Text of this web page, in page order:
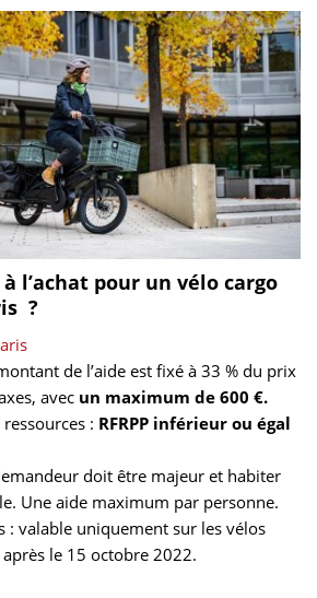
l’achat pour un vélo cargo
?
de l’aide est fixé à 33 % du prix
avec un maximum de 600 €.
: RFRPP inférieur ou égal
doit être majeur et habiter
Une aide maximum par personne.
: valable uniquement sur les vélos
après le 15 octobre 2022.